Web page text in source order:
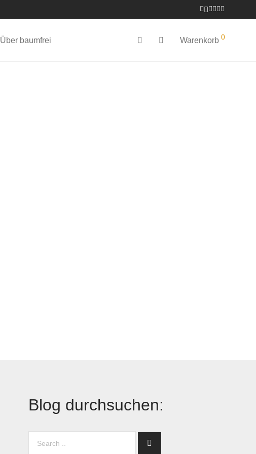
Über baumfrei Warenkorb 0
Blog durchsuchen: